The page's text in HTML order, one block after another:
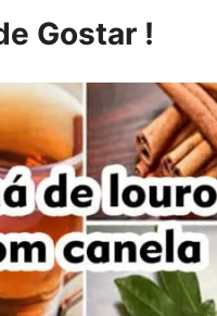
Gostar !